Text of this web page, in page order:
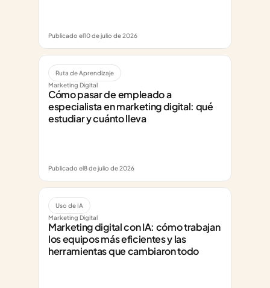
Publicado el10 de julio de 2026
Ruta de Aprendizaje
Marketing Digital
Cómo pasar de empleado a
especialista en marketing digital: qué
estudiar y cuánto lleva
Publicado el8 de julio de 2026
Uso de IA
Marketing Digital
Marketing digital con IA: cómo trabajan
los equipos más eficientes y las
herramientas que cambiaron todo